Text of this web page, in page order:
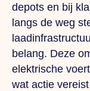
depots en bij
langs de weg
belang. Deze
elektrische
wat actie